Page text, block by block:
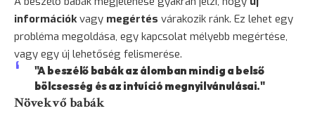
információkvagy megértés várakozik ránk. Ez lehet egy
probléma megoldása, egy kapcsolat mélyebb megértése,
vagy egy új lehetőség felismerése.
"A beszélő babák az álomban mindig a belső
bölcsesség és az intuíció megnyilvánulásai."
Növekvő babák